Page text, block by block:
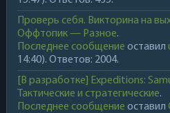
Проверь себя. Викторина на
Оффтопик — Разное.
Последнее сообщение оставил
14:40). Ответов: 2004.
[В разработке] Expeditions:
Тактические и стратегические.
Последнее сообщение оставил